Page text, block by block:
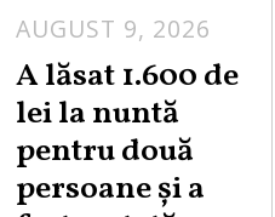
AUGUST 9, 2026
A lăsat 1.600 de
lei la nuntă
pentru două
persoane și a